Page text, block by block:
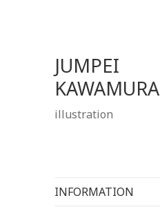
JUMPEI
KAWAMURA
illustration
INFORMATION